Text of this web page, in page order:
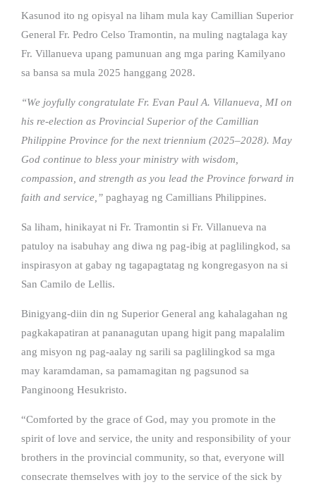
Kasunod ito ng opisyal na liham mula kay Camillian Superior
General Fr. Pedro Celso Tramontin, na muling nagtalaga kay
Fr. Villanueva upang pamunuan ang mga paring Kamilyano
sa bansa sa mula 2025 hanggang 2028.
“We joyfully congratulate Fr. Evan Paul A. Villanueva, MI on
his re-election as Provincial Superior of the Camillian
Philippine Province for the next triennium (2025–2028). May
God continue to bless your ministry with wisdom,
compassion, and strength as you lead the Province forward in
faith and service,” paghayag ng Camillians Philippines.
Sa liham, hinikayat ni Fr. Tramontin si Fr. Villanueva na
patuloy na isabuhay ang diwa ng pag-ibig at paglilingkod, sa
inspirasyon at gabay ng tagapagtatag ng kongregasyon na si
San Camilo de Lellis.
Binigyang-diin din ng Superior General ang kahalagahan ng
pagkakapatiran at pananagutan upang higit pang mapalalim
ang misyon ng pag-aalay ng sarili sa paglilingkod sa mga
may karamdaman, sa pamamagitan ng pagsunod sa
Panginoong Hesukristo.
“Comforted by the grace of God, may you promote in the
spirit of love and service, the unity and responsibility of your
brothers in the provincial community, so that, everyone will
consecrate themselves with joy to the service of the sick by